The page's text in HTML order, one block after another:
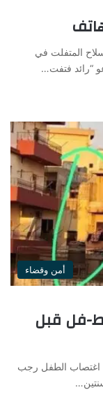
المتفلت في
“رائد فتفت…
أمن وقضاء
فل قبل
اغتصاب الطفل رجب